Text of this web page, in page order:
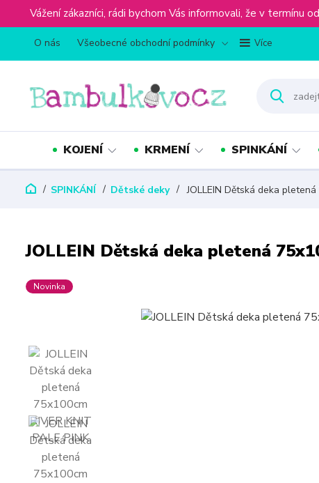
Vážení zákazníci, rádi bychom Vás informovali, že v
O nás Všeobecné obchodní podmínky Více
KOJENÍ KRMENÍ SPINKÁNÍ
SPINKÁNÍ Dětské deky JOLLEIN Dětská deka pletená
JOLLEIN Dětská deka pletená
Novinka